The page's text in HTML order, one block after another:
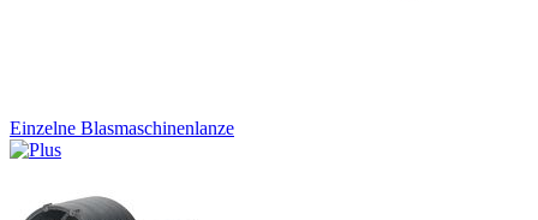
Einzelne Blasmaschinenlanze